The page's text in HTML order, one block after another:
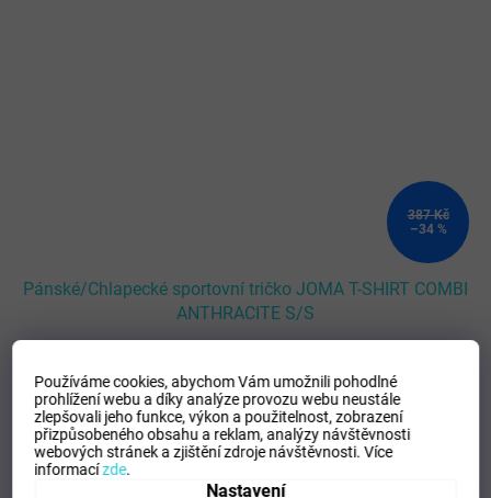
Používáme cookies, abychom Vám umožnili pohodlné
prohlížení webu a díky analýze provozu webu neustále
zlepšovali jeho funkce, výkon a použitelnost,zobrazení
přizpůsobeného obsahu a reklam, analýzy návštěvnosti
webových stránek a zjištění zdroje návštěvnosti.Více
informacízde.
Nastavení
387 Kč
–34 %
Pánské/Chlapecké sportovní tričko JOMA T-SHIRT COMBI
ANTHRACITE S/S
252 Kč DETAIL
XS S L XL 96-100 104-116 128-140